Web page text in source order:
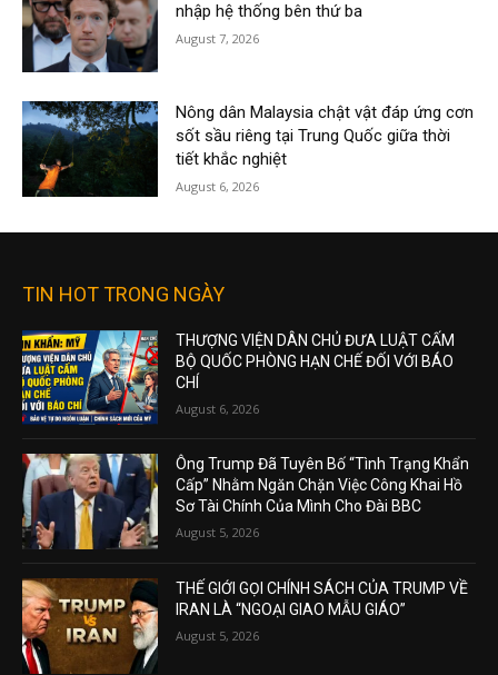
nhập hệ thống bên thứ ba
August 7, 2026
Nông dân Malaysia chật vật đáp ứng cơn
sốt sầu riêng tại Trung Quốc giữa thời
tiết khắc nghiệt
August 6, 2026
TIN HOT TRONG NGÀY
THƯỢNG VIỆN DÂN CHỦ ĐƯA LUẬT CẤM
BỘ QUỐC PHÒNG HẠN CHẾ ĐỐI VỚI BÁO
CHÍ
August 6, 2026
Ông Trump Đã Tuyên Bố “Tình Trạng Khẩn
Cấp” Nhằm Ngăn Chặn Việc Công Khai Hồ
Sơ Tài Chính Của Mình Cho Đài BBC
August 5, 2026
THẾ GIỚI GỌI CHÍNH SÁCH CỦA TRUMP VỀ
IRAN LÀ “NGOẠI GIAO MẪU GIÁO”
August 5, 2026